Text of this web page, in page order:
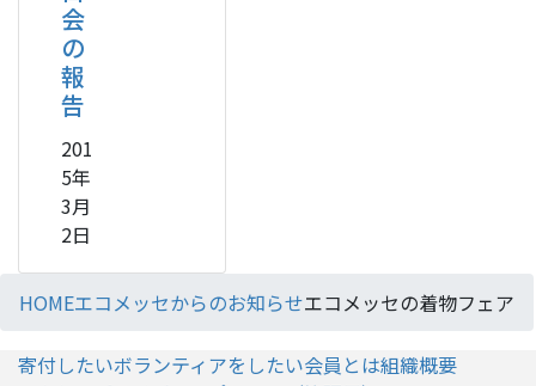
会
の
報
告
201
5年
3月
2日
HOMEエコメッセからのお知らせエコメッセの着物フェア
寄付したいボランティアをしたい会員とは組織概要